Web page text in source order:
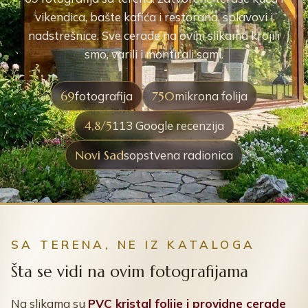
vikendica, bašte kafića i restorana, splavovi i
nadstrešnice. Sve cerade na ovim slikama krojili
smo, varili i montirali sami.
69fotografija 750mikrona folija
4,8/5113 Google recenzija
Novi Sadsopstvena radionica
SA TERENA, NE IZ KATALOGA
Šta se vidi na ovim fotografijama
Na slikama su PVC kristal folije i providne cerade